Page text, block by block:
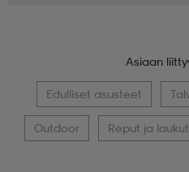
Asiaan
Edulliset asusteet
Outdoor Reput ja laukut